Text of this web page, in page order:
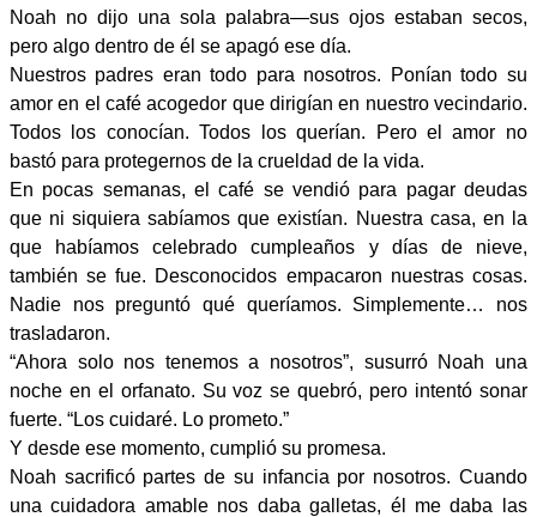
Noah no dijo una sola palabra—sus ojos estaban secos,
pero algo dentro de él se apagó ese día.
Nuestros padres eran todo para nosotros. Ponían todo su
amor en el café acogedor que dirigían en nuestro vecindario.
Todos los conocían. Todos los querían. Pero el amor no
bastó para protegernos de la crueldad de la vida.
En pocas semanas, el café se vendió para pagar deudas
que ni siquiera sabíamos que existían. Nuestra casa, en la
que habíamos celebrado cumpleaños y días de nieve,
también se fue. Desconocidos empacaron nuestras cosas.
Nadie nos preguntó qué queríamos. Simplemente… nos
trasladaron.
“Ahora solo nos tenemos a nosotros”, susurró Noah una
noche en el orfanato. Su voz se quebró, pero intentó sonar
fuerte. “Los cuidaré. Lo prometo.”
Y desde ese momento, cumplió su promesa.
Noah sacrificó partes de su infancia por nosotros. Cuando
una cuidadora amable nos daba galletas, él me daba las